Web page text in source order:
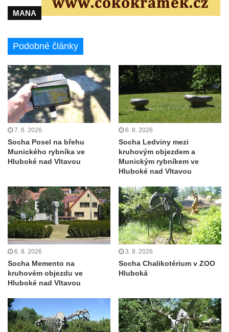
května v Rumburku
severně od Tokáně
Obrázek svatého Huberta na buku svatého
Huberta
Obrázek svatého Jakuba na skále u cesty
východně od Srbské Kamenice
Busta Jana Amose Komenského na domě
Socha ležícího koně v Sadech
Československé armády v Teplicích
Socha Medvídě v Tierpark Chemnitz
Sochy Ležící žena v Tierpark Chemnitz
Sochy Ptáci v Tierpark Chemnitz
Socha Skupina jeřábů v Tierpark Chemnitz
Socha Panter v ZOO Leipzig
Socha Dívka s mušlí v ZOO Leipzig
Socha Tygr v ZOO Leipzig
Socha Atlet v ZOO Leipzig
Socha Marabu v ZOO Leipzig
Busta Karla Maxe Schneidera v ZOO
Leipzig
MANA
Podobné články
7. 8. 2026
Socha Posel na břehu
Munického rybníka ve
Hluboké nad Vltavou
6. 8. 2026
Socha Ledviny mezi
kruhovým objezdem a
Munickým rybníkem ve
Hluboké nad Vltavou
6. 8. 2026
Socha Memento na
kruhovém objezdu ve
Hluboké nad Vltavou
3. 8. 2026
Socha Chalikotérium v ZOO
Hluboká